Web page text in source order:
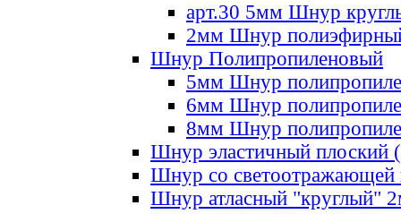
арт.30 5мм Шнур
2мм Шнур
Шнур Полипропиленовый
5мм Шнур
6мм Шнур
8мм Шнур
Шнур эластичный плоский
Шнур со светоотражающей
Шнур атласный "круглый"